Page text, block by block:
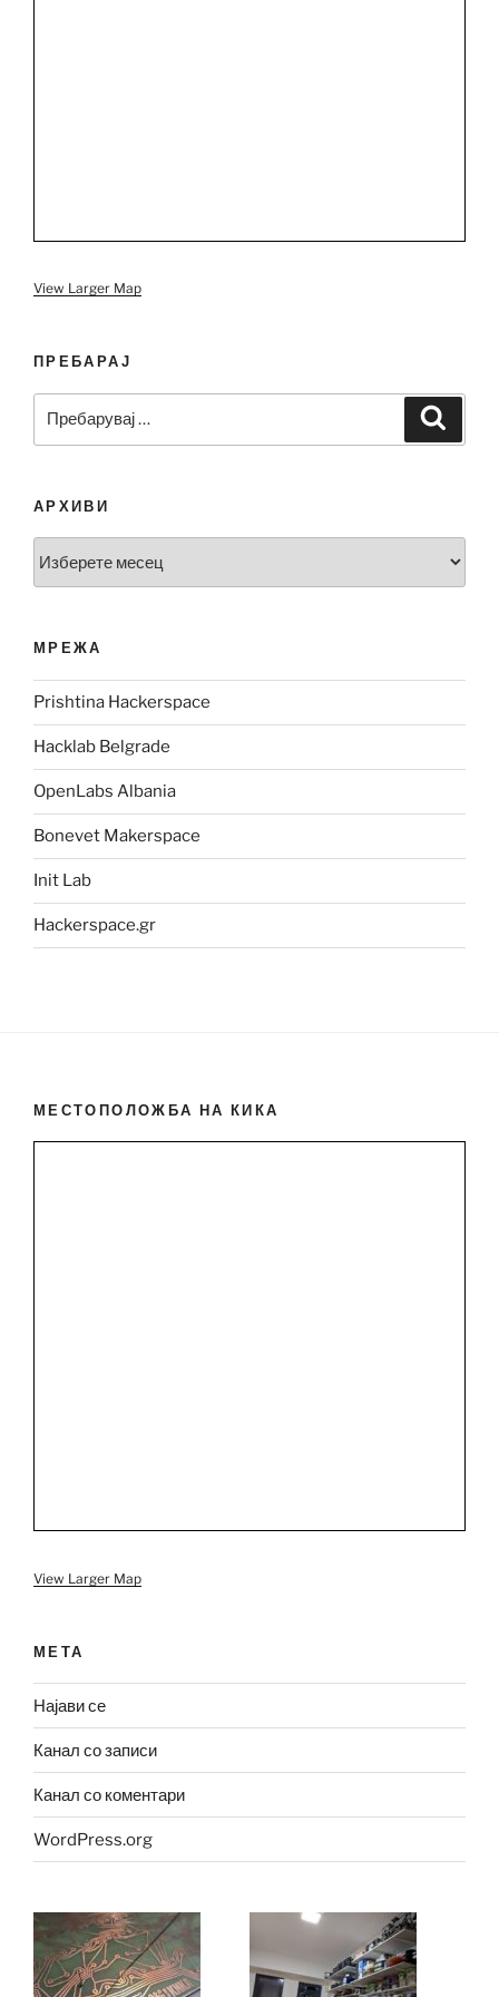
View Larger Map
ПРЕБАРАЈ
АРХИВИ
МРЕЖА
Prishtina Hackerspace
Hacklab Belgrade
OpenLabs Albania
Bonevet Makerspace
Init Lab
Hackerspace.gr
МЕСТОПОЛОЖБА НА КИКА
View Larger Map
МЕТА
Најави се
Канал со записи
Канал со коментари
WordPress.org